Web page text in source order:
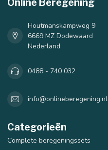
Houtmanskampweg 9
6669 MZ Dodewaard
Nederland
0488 - 740 032
info@onlineberegening.nl
Categorieën
Complete beregeningssets